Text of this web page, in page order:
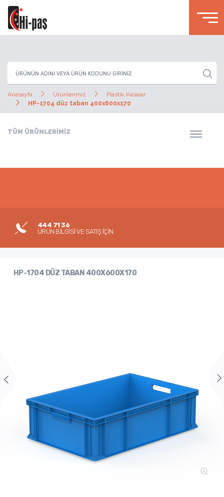
Anasayfa Ürünlerimiz
Plastik Kasalar
HP-1704 düz taban 400x600x170
TÜM ÜRÜNLERİMİZ
444 71 36
ÜRÜN BİLGİSİ VE SATIŞ İÇİN
HP-1704 DÜZ TABAN 400X600X170